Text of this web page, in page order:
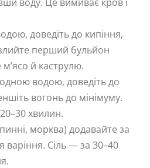
доведіть до кипіння,
перший бульйон
й каструлю.
водою, доведіть до
вогонь до мінімуму.
хвилин.
морква) додавайте за
варіння. Сіль — за 30–40